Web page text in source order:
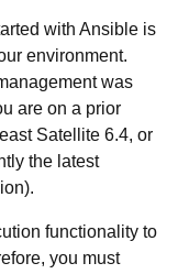
with Ansible is
environment.
was
are on a prior
Satellite 6.4, or
the latest
functionality to
you must